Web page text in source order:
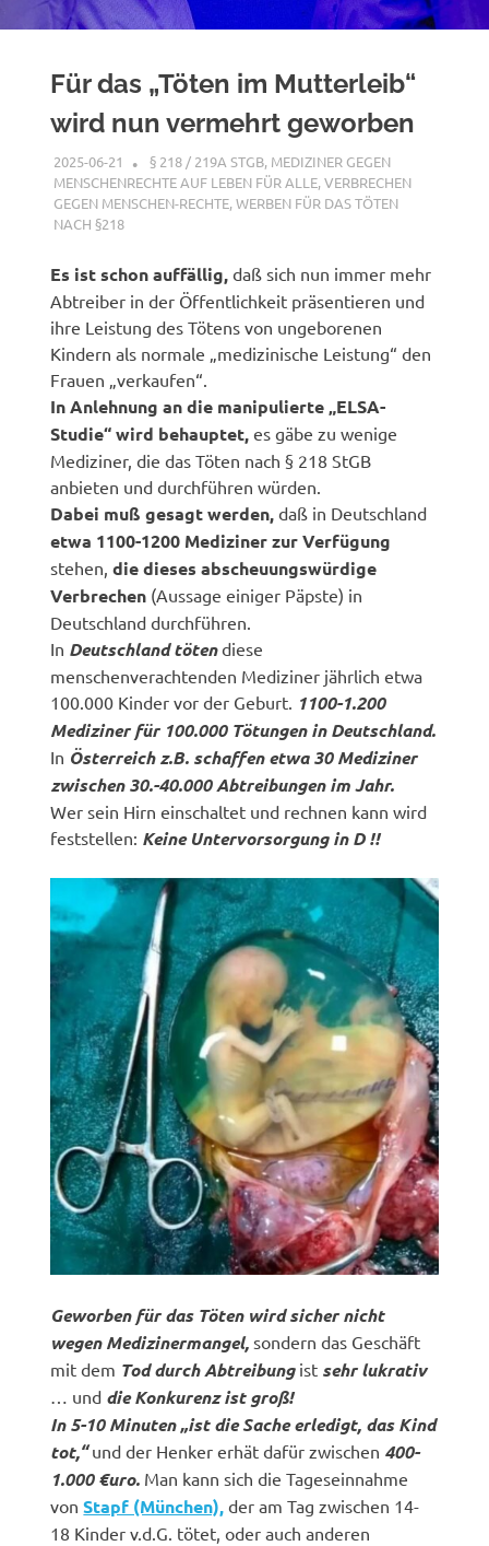
Für das „Töten im Mutterleib“
wird nun vermehrt geworben
2025-06-21 XX
§ 218 / 219A STGB, MEDIZINER GEGEN
MENSCHENRECHTE AUF LEBEN FÜR ALLE,VERBRECHEN
GEGEN MENSCHEN-RECHTE,WERBEN FÜR DAS TÖTEN
NACH §218
Es ist schon auffällig,daß sich nun immer mehr
Abtreiber in der Öffentlichkeit präsentieren und
ihre Leistung des Tötens von ungeborenen
Kindern als normale „medizinische Leistung“ den
Frauen „verkaufen“.
In Anlehnung an die manipulierte „ELSA-
Studie“ wird behauptet, es gäbe zu wenige
Mediziner, die das Töten nach § 218 StGB
anbieten und durchführen würden.
Dabei muß gesagt werden, daß in Deutschland
etwa 1100-1200 Mediziner zur Verfügung
stehen,die dieses abscheuungswürdige
Verbrechen (Aussage einiger Päpste) in
Deutschland durchführen.
In Deutschland tötendiese
menschenverachtenden Mediziner jährlich etwa
100.000 Kinder vor der Geburt. 1100-1.200
Mediziner für 100.000 Tötungen in Deutschland.
In Österreich z.B. schaffen etwa 30 Mediziner
zwischen 30.-40.000 Abtreibungen im Jahr.
Wer sein Hirn einschaltet und rechnen kann wird
feststellen: Keine Untervorsorgung in D !!
Geworben für das Töten wird sicher nicht
wegen Medizinermangel, sondern das Geschäft
mit dem Tod durch Abtreibungist sehr lukrativ
… und die Konkurenz ist groß!
In 5-10 Minuten „ist die Sache erledigt, das Kind
tot,“und der Henker erhät dafür zwischen 400-
1.000 €uro. Man kann sich die Tageseinnahme
vonStapf (München), der am Tag zwischen 14-
18 Kinder v.d.G. tötet, oder auch anderen